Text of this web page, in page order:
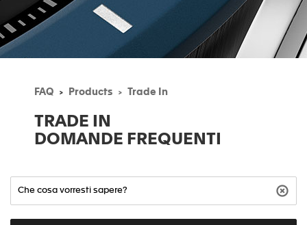
FAQ Products Trade In
TRADE IN
DOMANDE FREQUENTI